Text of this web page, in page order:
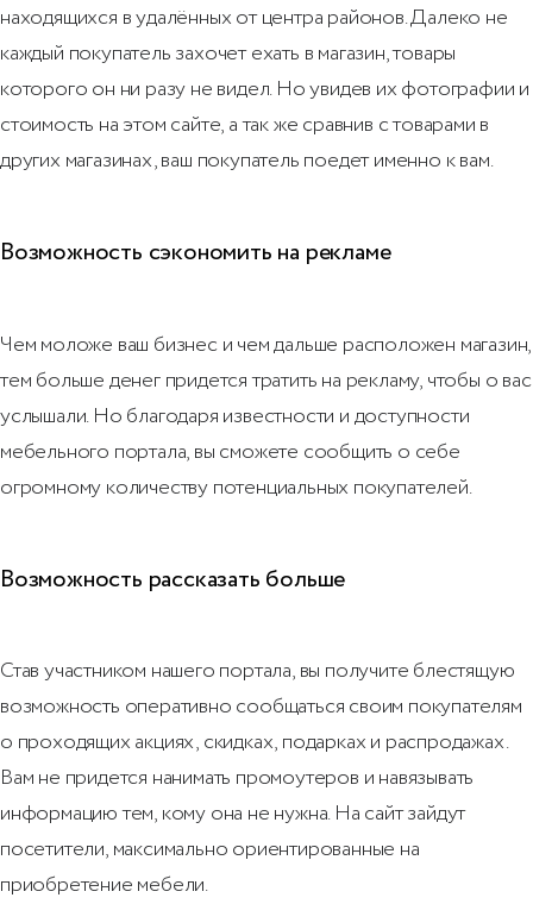
находящихся в удалённых от центра районов. Далеко не
каждый покупатель захочет ехать в магазин, товары
которого он ни разу не видел. Но увидев их фотографии и
стоимость на этом сайте, а так же сравнив с товарами в
других магазинах, ваш покупатель поедет именно к вам.
Возможность сэкономить на рекламе
Чем моложе ваш бизнес и чем дальше расположен магазин,
тем больше денег придется тратить на рекламу, чтобы о вас
услышали. Но благодаря известности и доступности
мебельного портала, вы сможете сообщить о себе
огромному количеству потенциальных покупателей.
Возможность рассказать больше
Став участником нашего портала, вы получите блестящую
возможность оперативно сообщаться своим покупателям
о проходящих акциях, скидках, подарках и распродажах.
Вам не придется нанимать промоутеров и навязывать
информацию тем, кому она не нужна. На сайт зайдут
посетители, максимально ориентированные на
приобретение мебели.